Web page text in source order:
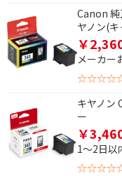
Canon 純
ヤノン(
￥
メーカー
キヤノン
ー
￥
1～2日以
種類で絞り
マルチラベ
メディアラベ
BD-RE
単2電池
単4電池